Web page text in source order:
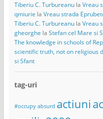
Tiberiu C. Turbureanula Vreau
qmiurie la Vreau strada
Tiberiu C. Turbureanula Vreau
gheorghe la Stefan cel Mare si
The knowledge in schools of
scientific truth, not on religious
si Sfant
tag-uri
#occupy absurd actiuni